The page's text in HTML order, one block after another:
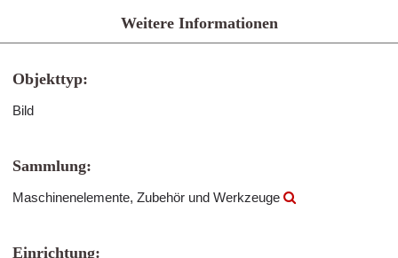
Weitere Informationen
Objekttyp:
Bild
Sammlung:
Maschinenelemente, Zubehör und Werkzeuge
Einrichtung: